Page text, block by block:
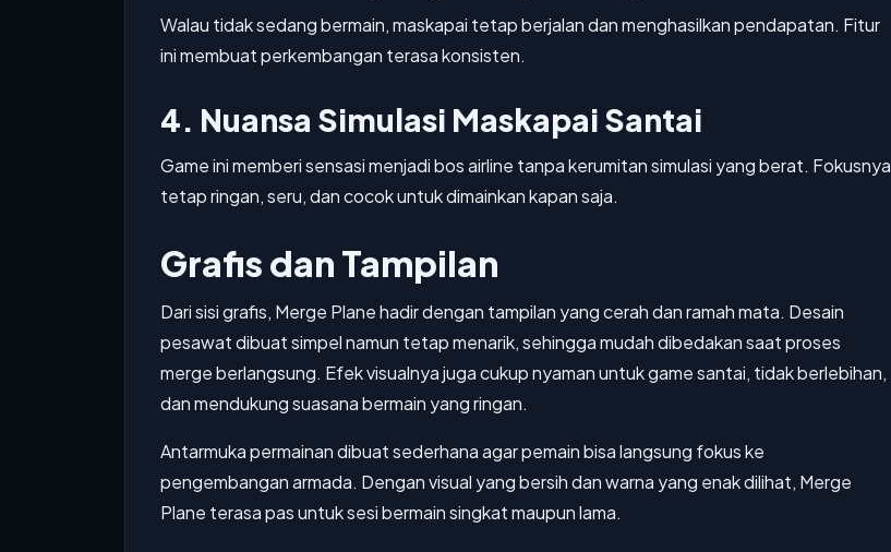
Walau tidak sedang bermain, maskapai tetap berjalan dan menghasilkan pendapatan. Fitur
ini membuat perkembangan terasa konsisten.
4. Nuansa Simulasi Maskapai Santai
Game ini memberi sensasi menjadi bos airline tanpa kerumitan simulasi yang berat. Fokusnya
tetap ringan, seru, dan cocok untuk dimainkan kapan saja.
Grafis dan Tampilan
Dari sisi grafis, Merge Plane hadir dengan tampilan yang cerah dan ramah mata. Desain
pesawat dibuat simpel namun tetap menarik, sehingga mudah dibedakan saat proses
merge berlangsung. Efek visualnya juga cukup nyaman untuk game santai, tidak berlebihan,
dan mendukung suasana bermain yang ringan.
Antarmuka permainan dibuat sederhana agar pemain bisa langsung fokus ke
pengembangan armada. Dengan visual yang bersih dan warna yang enak dilihat, Merge
Plane terasa pas untuk sesi bermain singkat maupun lama.